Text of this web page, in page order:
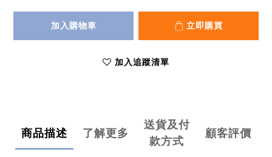
加入購物車 立即購買
加入追蹤清單
商品描述 了解更多
送貨及付
款方式
顧客評價